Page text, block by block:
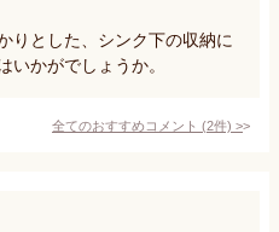
りとした、シンク下の収納に
いかがでしょうか。
全てのおすすめコメント (2件) >